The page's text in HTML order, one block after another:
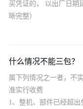
买凭证的， 以出厂日期
晰完整）
什么情况不能三包？
属下列情况之一者，不
准实行收费
1、整机、部件已经超出